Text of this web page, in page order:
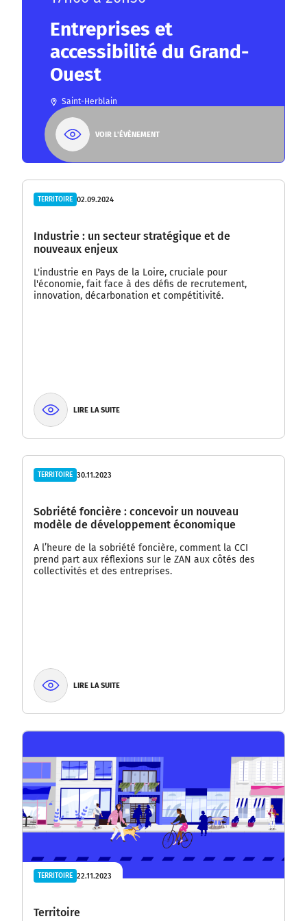
Entreprises et
accessibilité du Grand-
Ouest
Saint-Herblain
VOIR L'ÉVÈNEMENT
TERRITOIRE 02.09.2024
Industrie : un secteur stratégique et de
nouveaux enjeux
L'industrie en Pays de la Loire, cruciale pour
l'économie, fait face à des défis de recrutement,
innovation, décarbonation et compétitivité.
LIRE LA SUITE
TERRITOIRE 30.11.2023
Sobriété foncière : concevoir un nouveau
modèle de développement économique
A l’heure de la sobriété foncière, comment la CCI
prend part aux réflexions sur le ZAN aux côtés des
collectivités et des entreprises.
LIRE LA SUITE
TERRITOIRE 22.11.2023
Territoire